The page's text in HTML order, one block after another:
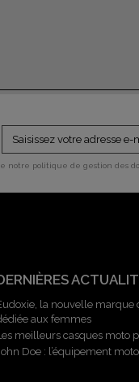
notre politique de gestion des
la nouvelle marque
aux femmes
meilleurs casques moto
Doe : l’équipement